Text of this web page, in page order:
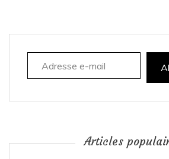
a
n
Adresse e-mail
Articles